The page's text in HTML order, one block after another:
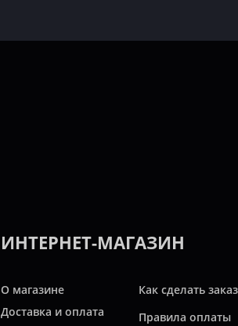
ИНТЕРНЕТ-МАГАЗИН
О магазине
Доставка и оплата
Как сделать заказ
Правила оплаты